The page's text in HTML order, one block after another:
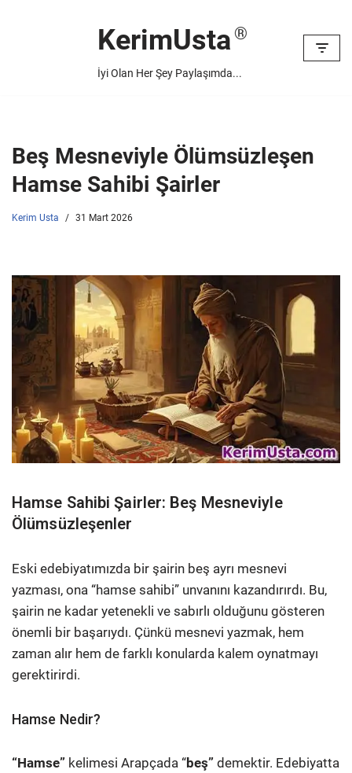
KerimUsta
İyi Olan Her Şey Paylaşımda...
Beş Mesneviyle Ölümsüzleşen
Hamse Sahibi Şairler
Kerim Usta 31 Mart 2026
Hamse Sahibi Şairler: Beş Mesneviyle
Ölümsüzleşenler
Eski edebiyatımızda bir şairin beş ayrı mesnevi
yazması, ona “hamse sahibi” unvanını kazandırırdı. Bu,
şairin ne kadar yetenekli ve sabırlı olduğunu gösteren
önemli bir başarıydı. Çünkü mesnevi yazmak, hem
zaman alır hem de farklı konularda kalem oynatmayı
gerektirirdi.
Hamse Nedir?
“Hamse” kelimesi Arapçada “beş” demektir. Edebiyatta